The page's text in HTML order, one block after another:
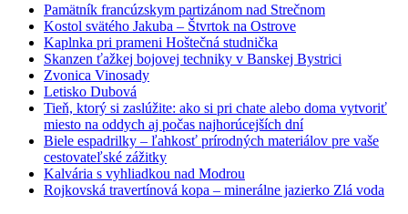
Pamätník francúzskym partizánom nad Strečnom
Kostol svätého Jakuba – Štvrtok na Ostrove
Kaplnka pri prameni Hoštečná studnička
Skanzen ťažkej bojovej techniky v Banskej Bystrici
Zvonica Vinosady
Letisko Dubová
Tieň, ktorý si zaslúžite: ako si pri chate alebo doma vytvoriť
miesto na oddych aj počas najhorúcejších dní
Biele espadrilky – ľahkosť prírodných materiálov pre vaše
cestovateľské zážitky
Kalvária s vyhliadkou nad Modrou
Rojkovská travertínová kopa – minerálne jazierko Zlá voda